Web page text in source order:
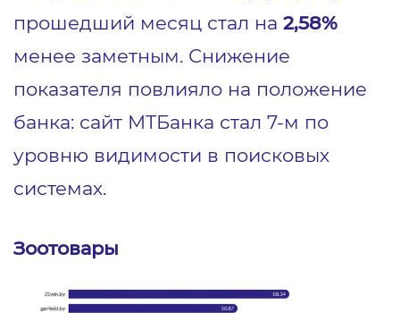
прошедший месяц стал на 2,58%
менее заметным. Снижение
показателя повлияло на положение
банка: сайт МТБанка стал 7-м по
уровню видимости в поисковых
системах.
Зоотовары